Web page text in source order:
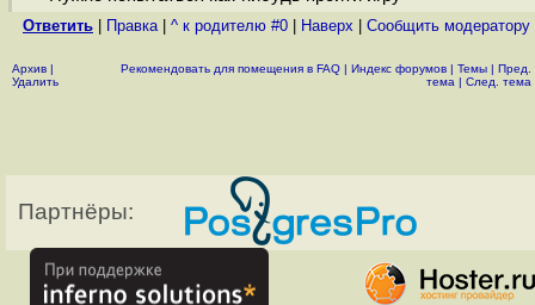
Ответить Правка| ^ к родителю #0 Наверх Cообщить модератору
Архив |
Удалить
Рекомендовать для помещения в FAQ | Индекс форумов | Темы | Пред.
тема | След. тема
Партнёры: